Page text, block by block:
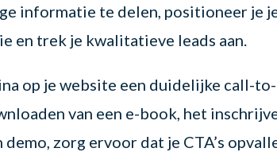
informatie te delen, positioneer je
en trek je kwalitatieve leads aan.
op je website een duidelijke call-to-
van een e-book, het
zorg ervoor dat je CTA’s